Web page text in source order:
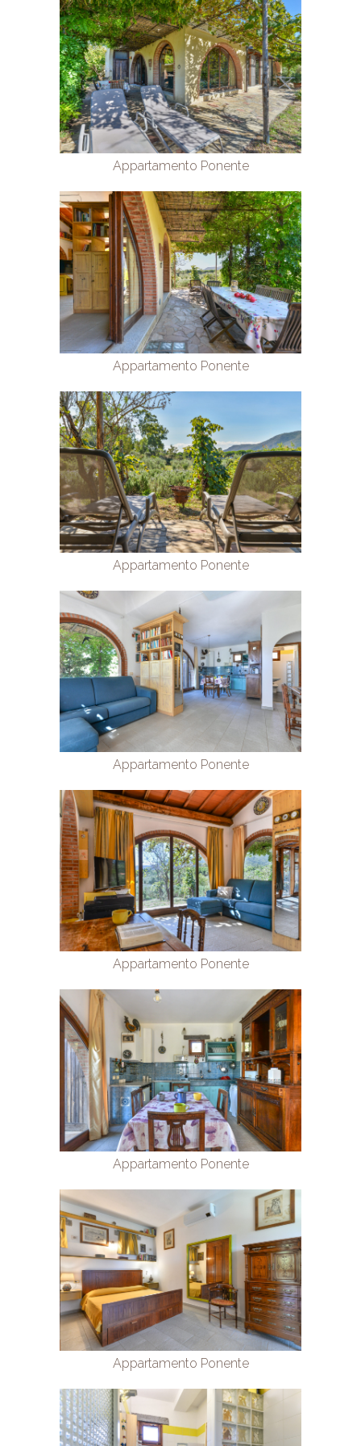
Appartamento Ponente
Appartamento Ponente
Appartamento Ponente
Appartamento Ponente
Appartamento Ponente
Appartamento Ponente
Appartamento Ponente